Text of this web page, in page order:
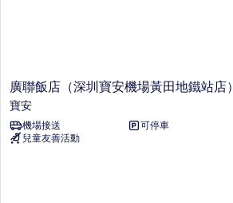
廣
聯
飯
店
（深
廣聯飯店（深圳寶安機場黃田地鐵站店）
寶安
機場接送
可停車
兒童友善活動